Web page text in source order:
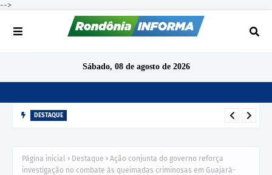
-->
Sábado, 08 de agosto de 2026
DESTAQUE
Guaporé
Página inicial Destaque
Ação conjunta do governo reforça
investigação no combate às queimadas criminosas em Guajará-